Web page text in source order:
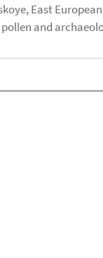
East
and